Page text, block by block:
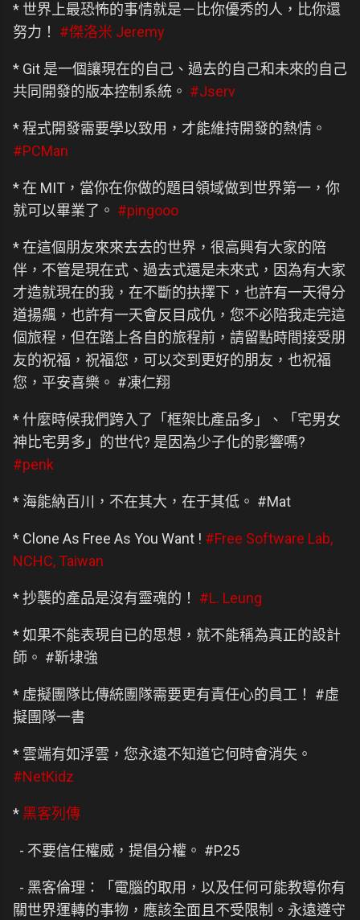
* 世界上最恐怖的事情就是－比你優秀的人，比你還
努力！ #傑洛米 Jeremy
* Git 是一個讓現在的自己、過去的自己和未來的自己
共同開發的版本控制系統。 #Jserv
* 程式開發需要學以致用，才能維持開發的熱情。
#PCMan
* 在 MIT，當你在你做的題目領域做到世界第一，你
就可以畢業了。 #pingooo
* 在這個朋友來來去去的世界，很高興有大家的陪
伴，不管是現在式、過去式還是未來式，因為有大家
才造就現在的我，在不斷的抉擇下，也許有一天得分
道揚飆，也許有一天會反目成仇，您不必陪我走完這
個旅程，但在踏上各自的旅程前，請留點時間接受朋
友的祝福，祝福您，可以交到更好的朋友，也祝福
您，平安喜樂。 #凍仁翔
* 什麼時候我們跨入了「框架比產品多」、「宅男女
神比宅男多」的世代? 是因為少子化的影響嗎?
#penk
* 海能納百川，不在其大，在于其低。 #Mat
* Clone As Free As You Want ! #Free Software Lab,
NCHC, Taiwan
* 抄襲的產品是沒有靈魂的！ #L. Leung
* 如果不能表現自已的思想，就不能稱為真正的設計
師。 #靳埭強
* 虛擬團隊比傳統團隊需要更有責任心的員工！ #虛
擬團隊一書
* 雲端有如浮雲，您永遠不知道它何時會消失。
#NetKidz
* 黑客列傳
- 不要信任權威，提倡分權。 #P.25
- 黑客倫理：「電腦的取用，以及任何可能教導你有
關世界運轉的事物，應該全面且不受限制。永遠遵守